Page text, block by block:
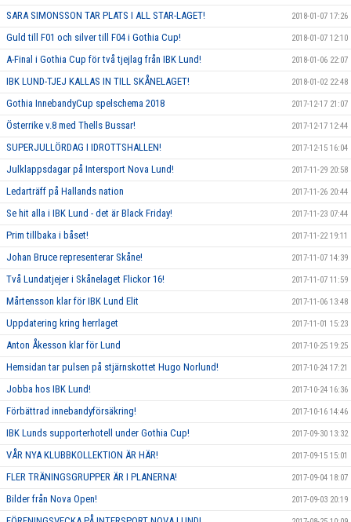
SARA SIMONSSON TAR PLATS I ALL STAR-LAGET! 2018-01-07 17:26
Guld till F01 och silver till F04 i Gothia Cup! 2018-01-07 12:10
A-Final i Gothia Cup för två tjejlag från IBK Lund! 2018-01-06 22:07
IBK LUND-TJEJ KALLAS IN TILL SKÅNELAGET! 2018-01-02 22:48
Gothia InnebandyCup spelschema 2018 2017-12-17 21:07
Österrike v.8 med Thells Bussar! 2017-12-17 12:44
SUPERJULLÖRDAG I IDROTTSHALLEN! 2017-12-15 16:04
Julklappsdagar på Intersport Nova Lund! 2017-11-29 20:58
Ledarträff på Hallands nation 2017-11-26 20:44
Se hit alla i IBK Lund - det är Black Friday! 2017-11-23 07:44
Prim tillbaka i båset! 2017-11-22 19:11
Johan Bruce representerar Skåne! 2017-11-07 14:39
Två Lundatjejer i Skånelaget Flickor 16! 2017-11-07 11:59
Mårtensson klar för IBK Lund Elit 2017-11-06 13:48
Uppdatering kring herrlaget 2017-11-01 15:23
Anton Åkesson klar för Lund 2017-10-25 19:25
Hemsidan tar pulsen på stjärnskottet Hugo Norlund! 2017-10-24 17:21
Jobba hos IBK Lund! 2017-10-24 16:36
Förbättrad innebandyförsäkring! 2017-10-16 14:46
IBK Lunds supporterhotell under Gothia Cup! 2017-09-30 13:32
VÅR NYA KLUBBKOLLEKTION ÄR HÄR! 2017-09-15 15:01
FLER TRÄNINGSGRUPPER ÄR I PLANERNA! 2017-09-04 18:07
Bilder från Nova Open! 2017-09-03 20:19